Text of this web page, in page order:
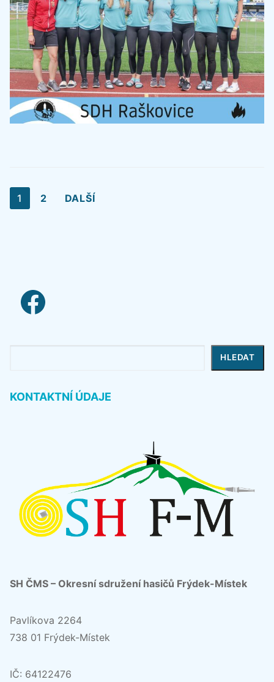
Stránkování
příspěvků
1 2 DALŠÍ
facebook link
HLEDAT
KONTAKTNÍ ÚDAJE
SH ČMS – Okresní sdružení hasičů Frýdek-Místek
Pavlíkova 2264
738 01 Frýdek-Místek
IČ: 64122476